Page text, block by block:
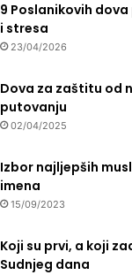
9 Poslanikovih
i stresa
23/04/2026
Dova za zaštitu od
putovanju
02/04/2025
Izbor najljepših
imena
15/09/2023
Koji su prvi, a koji
Sudnjeg dana